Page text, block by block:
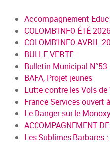
Accompagnement
COLOMB'INFO ÉTÉ 2026
COLOMB'INFO AVRIL
BULLE VERTE
Bulletin Municipal N°53
BAFA, Projet jeunes
Lutte contre les Vols de
France Services ouvert
Le Danger sur le
ACCOMPAGNEMENT
Les Sublimes Barbares